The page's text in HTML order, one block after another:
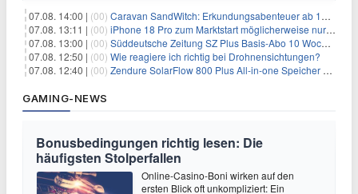
07.08. 14:00 | (00) Caravan SandWitch: Erkundungsabenteuer ab 13.08. gratis im Epic Games Store
07.08. 13:11 | (00) iPhone 18 Pro zum Marktstart möglicherweise nur begrenzt verfügbar
07.08. 13:00 | (00) Süddeutsche Zeitung SZ Plus Basis-Abo 10 Wochen für 10€
07.08. 12:50 | (00) Wie reagiere ich richtig bei Drohnensichtungen?
07.08. 12:40 | (00) Zendure SolarFlow 800 Plus All-in-one Speicher + Zusatzspeicher AB2000L für 618,96€ – 3,84kWh fürs Balkonkraftwerk
GAMING-NEWS
Bonusbedingungen richtig lesen: Die
häufigsten Stolperfallen
Online-Casino-Boni wirken auf den
ersten Blick oft unkompliziert: Ein